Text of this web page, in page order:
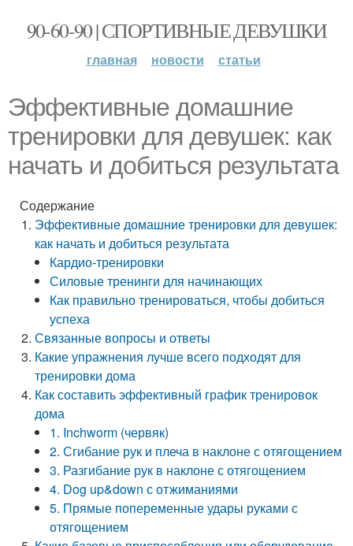
90-60-90 | СПОРТИВНЫЕ ДЕВУШКИ
главная новости статьи
Эффективные домашние
тренировки для девушек: как
начать и добиться результата
Содержание
Эффективные домашние тренировки для девушек:
как начать и добиться результата
Кардио-тренировки
Силовые тренинги для начинающих
Как правильно тренироваться, чтобы добиться
успеха
Связанные вопросы и ответы
Какие упражнения лучше всего подходят для
тренировки дома
Как составить эффективный график тренировок
дома
1. Inchworm (червяк)
2. Сгибание рук и плеча в наклоне с отягощением
3. Разгибание рук в наклоне с отягощением
4. Dog up&down с отжиманиями
5. Прямые попеременные удары руками с
отягощением